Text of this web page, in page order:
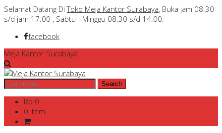
Selamat Datang DiToko Meja Kantor Surabaya, Buka jam 08.30
s/d jam 17.00 , Sabtu - Minggu 08.30 s/d 14.00.
facebook
Meja Kantor Surabaya
Rp 0
0 item